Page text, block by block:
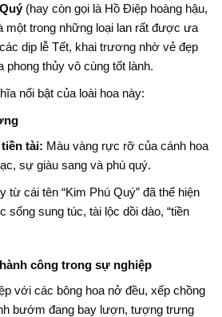
(hay còn gọi là Hồ Điệp hoàng hậu,
một trong những loại lan rất được ưa
dịp lễ Tết, khai trương nhờ vẻ đẹp
thủy vô cùng tốt lành.
nổi bật của loài hoa này:
tài: Màu vàng rực rỡ của cánh hoa
sự giàu sang và phú quý.
từ cái tên “Kim Phú Quý” đã thể hiện
sống sung túc, tài lộc dồi dào, “tiền
công trong sự nghiệp
với các bông hoa nở đều, xếp chồng
bướm đang bay lượn, tượng trưng